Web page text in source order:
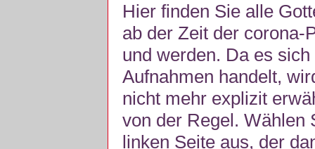
Hier finden Sie alle
ab der Zeit der corona-
und werden. Da es
Aufnahmen handelt,
nicht mehr explizit
von der Regel. Wählen
linken Seite aus, der